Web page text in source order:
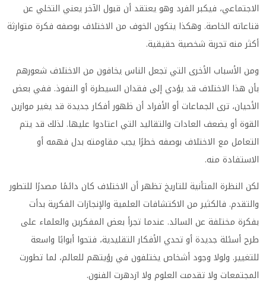
الاجتماعي، فيكبر الفرد وهو يعتقد أن قبول الآخر يعني التخلي عن
قناعاته الخاصة. وهكذا يتكون الخوف من الاختلاف بوصفه فكرة متوارثة
أكثر منه تجربة شخصية حقيقية.
ومن الأسباب الأخرى التي تجعل الناس يخافون من الاختلاف شعورهم
بأن هذا الاختلاف قد يؤدي إلى فقدان السيطرة أو النفوذ. ففي بعض
الأحيان، ترى الجماعات أو الأفراد أن ظهور أفكار جديدة قد يغير موازين
القوة أو يضعف العادات والتقاليد التي اعتادوا عليها. لذلك قد يتم
التعامل مع الاختلاف بوصفه خطرًا يجب مقاومته بدل فهمه أو
الاستفادة منه.
لكن النظرة المتأنية للتاريخ تظهر أن الاختلاف كان دائمًا مصدرًا للتطور
والتقدم. فالكثير من الاكتشافات العلمية والإنجازات الفكرية بدأت
بفكرة مختلفة عن السائد. عندما تجرأ بعض المفكرين والعلماء على
طرح أسئلة جديدة أو تحدي الأفكار التقليدية، فتحوا أبوابًا واسعة
للتغيير. ولولا وجود أشخاص يختلفون في رؤيتهم للعالم، لما تطورت
المجتمعات ولا تقدمت العلوم ولا ازدهرت الفنون.